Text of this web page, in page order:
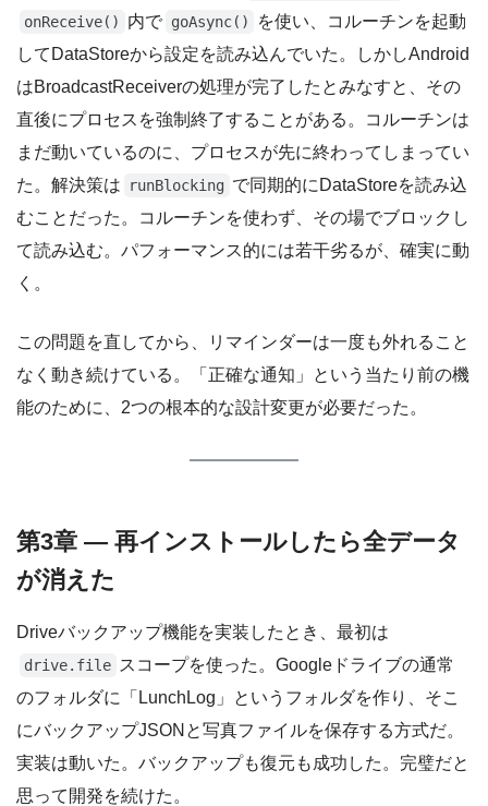
onReceive() 内で goAsync()
を使い、コルーチンを起動
してDataStoreから設定を読み込んでいた。しかしAndroid
はBroadcastReceiverの処理が完了したとみなすと、その
直後にプロセスを強制終了することがある。コルーチンは
まだ動いているのに、プロセスが先に終わってしまってい
た。解決策は
runBlocking で同期的にDataStoreを読み込
むことだった。コルーチンを使わず、その場でブロックし
て読み込む。パフォーマンス的には若干劣るが、確実に動
く。
この問題を直してから、リマインダーは一度も外れること
なく動き続けている。「正確な通知」という当たり前の機
能のために、2つの根本的な設計変更が必要だった。
第3章 — 再インストールしたら全データ
が消えた
Driveバックアップ機能を実装したとき、最初は
drive.file スコープを使った。Googleドライブの通常
のフォルダに「LunchLog」というフォルダを作り、そこ
にバックアップJSONと写真ファイルを保存する方式だ。
実装は動いた。バックアップも復元も成功した。完璧だと
思って開発を続けた。